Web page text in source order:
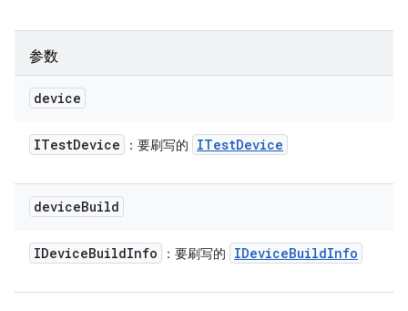
参数
device
ITestDevice ：要刷写的 ITestDevice
deviceBuild
IDeviceBuildInfo ：要刷写的 IDeviceBuildInfo